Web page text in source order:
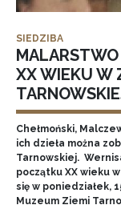
SIEDZIBA
XX WIEKU W
Chełmoński,
ich dzieła można
Tarnowskiej.
początku XX wieku
się w poniedziałek,
Muzeum Ziemi